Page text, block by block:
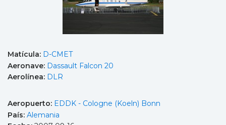
Matícula: D-CMET
Aeronave: Dassault Falcon 20
Aerolínea: DLR
Aeropuerto: EDDK - Cologne (Koeln) Bonn
País: Alemania